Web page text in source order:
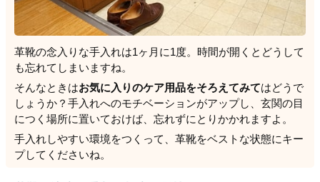
革靴の念入りな手入れは1ヶ月に1度。時間が開くとどうして
も忘れてしまいますね。
そんなときはお気に入りのケア用品をそろえてみてはどうで
しょうか？手入れへのモチベーションがアップし、玄関の目
につく場所に置いておけば、忘れずにとりかかれますよ。
手入れしやすい環境をつくって、革靴をベストな状態にキー
プしてくださいね。